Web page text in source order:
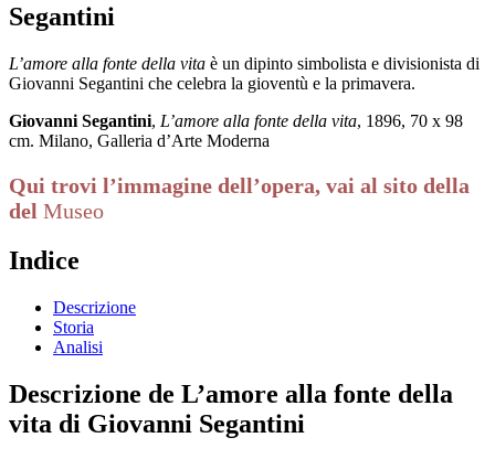
Segantini
L’amore alla fonte della vita è un dipinto simbolista e divisionista di
Giovanni Segantini che celebra la gioventù e la primavera.
Giovanni Segantini, L’amore alla fonte della vita, 1896, 70 x 98
cm. Milano, Galleria d’Arte Moderna
Qui trovi l’immagine dell’opera, vai al sito della
del Museo
Indice
Descrizione
Storia
Analisi
Descrizione de L’amore alla fonte della
vita di Giovanni Segantini